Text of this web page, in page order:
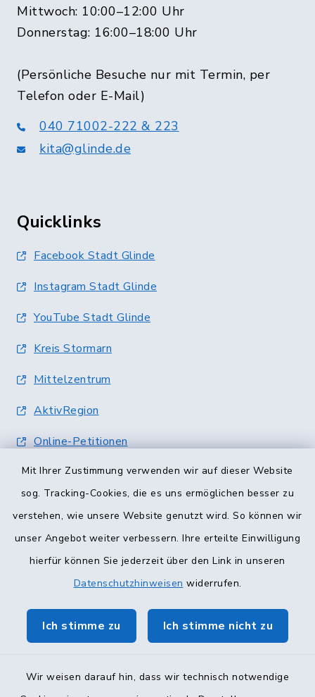
Mit Ihrer Zustimmung verwenden wir auf dieser Website
sog. Tracking-Cookies, die es uns ermöglichen besser zu
verstehen, wie unsere Website genutzt wird. So können wir
unser Angebot weiter verbessern. Ihre erteilte Einwilligung
hierfür können Sie jederzeit über den Link in unseren
Datenschutzhinweisen widerrufen.
Ich stimme zu Ich stimme nicht zu
Wir weisen darauf hin, dass wir technisch notwendige
Mittwoch: 10:00–12:00 Uhr
Donnerstag: 16:00–18:00 Uhr
(Persönliche Besuche nur mit Termin, per
Telefon oder E-Mail)
040 71002-222 & 223
kita@glinde.de
Quicklinks
Facebook Stadt Glinde
Instagram Stadt Glinde
YouTube Stadt Glinde
Kreis Stormarn
Mittelzentrum
AktivRegion
Online-Petitionen
Terminvergabe